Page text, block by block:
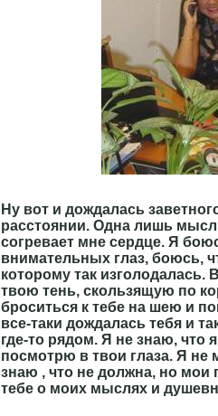
Ну вот и дождалась
расстоянии. Одна лишь
согревает мне сердце. Я
внимательных глаз, боюсь,
которому так изголодалась.
твою тень, скользящую по
броситься к тебе на шею и
все-таки дождалась тебя и
где-то рядом. Я не знаю, что
посмотрю в твои глаза. Я не
знаю , что не должна, но мои
тебе о моих мыслях и